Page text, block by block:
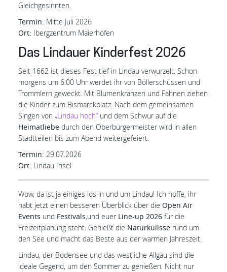
Gleichgesinnten.
Termin: Mitte Juli 2026
Ort: Ibergzentrum Maierhöfen
Das Lindauer Kinderfest 2026
Seit 1662 ist dieses Fest tief in Lindau verwurzelt. Schon
morgens um 6:00 Uhr werdet ihr von Böllerschüssen und
Trommlern geweckt. Mit Blumenkränzen und Fahnen ziehen
die Kinder zum Bismarckplatz. Nach dem gemeinsamen
Singen von „Lindau hoch“ und dem Schwur auf die
Heimatliebe durch den Oberbürgermeister wird in allen
Stadtteilen bis zum Abend weitergefeiert.
Termin: 29.07.2026
Ort: Lindau Insel
Wow, da ist ja einiges los in und um Lindau! Ich hoffe, ihr
habt jetzt einen besseren Überblick über die Open Air
Events und Festivals,und euer Line-up 2026 für die
Freizeitplanung steht. Genießt die Naturkulisse rund um
den See und macht das Beste aus der warmen Jahreszeit.
Lindau, der Bodensee und das westliche Allgäu sind die
ideale Gegend, um den Sommer zu genießen. Nicht nur